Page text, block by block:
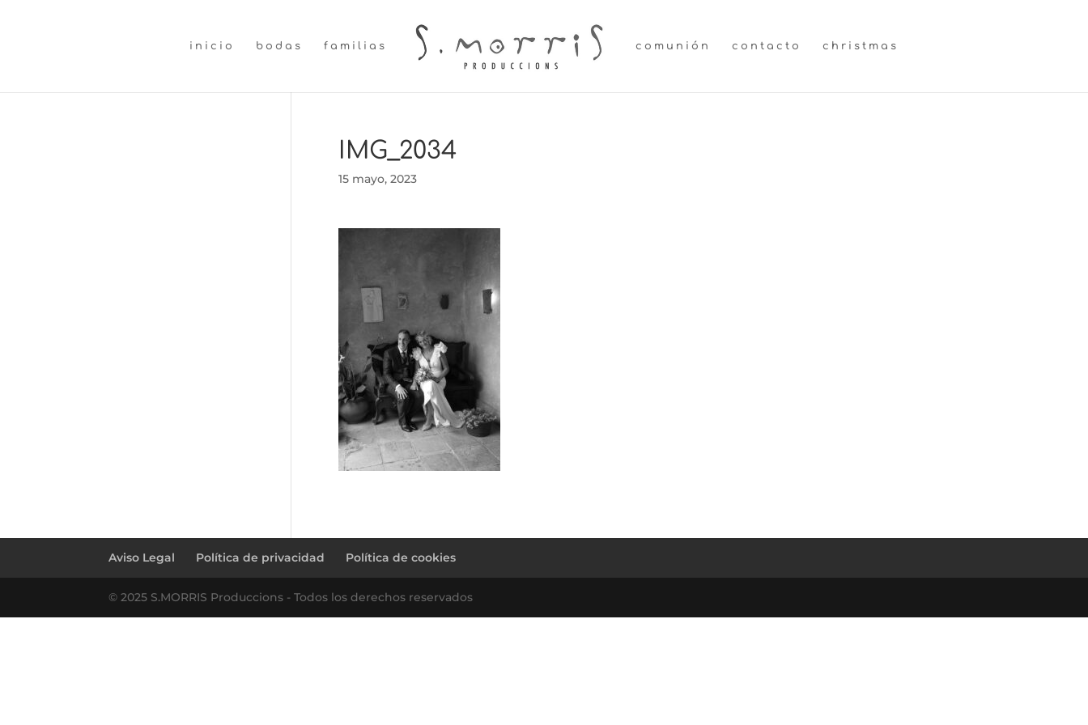
inicio bodas familias comunión contacto christmas
IMG_2034
15 mayo, 2023
Aviso Legal Política de privacidad Política de cookies
© 2025 S.MORRIS Produccions - Todos los derechos reservados